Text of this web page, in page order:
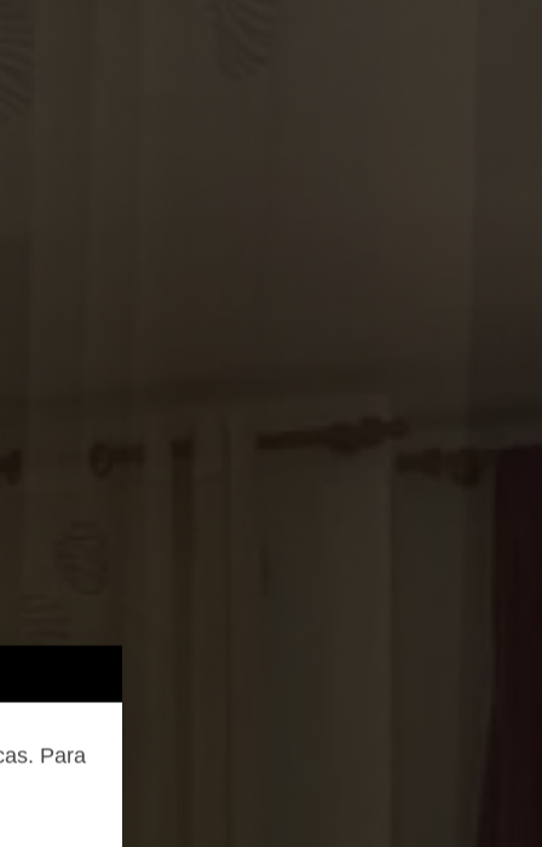
Para